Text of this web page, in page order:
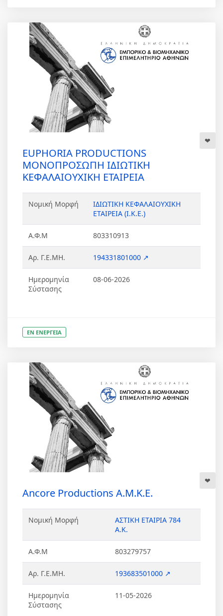
EUPHORIA PRODUCTIONS
ΜΟΝΟΠΡΟΣΩΠΗ ΙΔΙΩΤΙΚΗ
ΚΕΦΑΛΑΙΟΥΧΙΚΗ ΕΤΑΙΡΕΙΑ
Νομική Μορφή
ΙΔΙΩΤΙΚΗ ΚΕΦΑΛΑΙΟΥΧΙΚΗ
ΕΤΑΙΡΕΙΑ (Ι.Κ.Ε.)
Α.Φ.Μ 803310913
Αρ. Γ.Ε.ΜΗ. 194331801000 ↗
Ημερομηνία
Σύστασης
08-06-2026
ΕΝ ΕΝΕΡΓΕΙΑ
Ancore Productions Α.Μ.Κ.Ε.
Νομική Μορφή
ΑΣΤΙΚΗ ΕΤΑΙΡΙΑ 784
Α.Κ.
Α.Φ.Μ 803279757
Αρ. Γ.Ε.ΜΗ. 193683501000 ↗
Ημερομηνία
Σύστασης
11-05-2026